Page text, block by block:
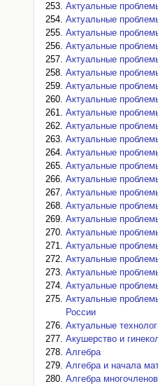
Актуальные
Актуальные
Актуальные
Актуальные
Актуальные
Актуальные
Актуальные
Актуальные
Актуальные
Актуальные
Актуальные
Актуальные
Актуальные
Актуальные
Актуальные
Актуальные
Актуальные
Актуальные
Актуальные
Актуальные
Актуальные
Актуальные
Актуальные
России
Актуальные
Акушерство и
Алгебра
Алгебра и начала
Алгебра многочленов